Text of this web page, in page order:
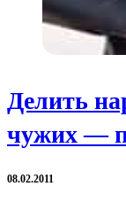
Делить
чужих —
08.02.2011